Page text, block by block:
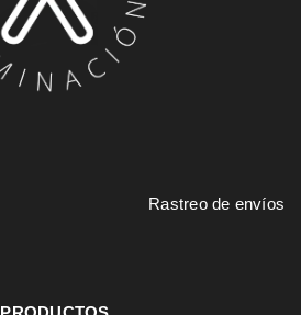
Rastreo de envíos